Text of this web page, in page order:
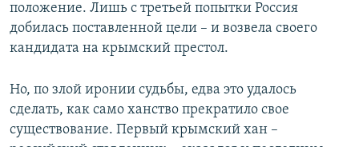
положение. Лишь с третьей попытки Россия
добилась поставленной цели – и возвела своего
кандидата на крымский престол.
Но, по злой иронии судьбы, едва это удалось
сделать, как само ханство прекратило свое
существование. Первый крымский хан –